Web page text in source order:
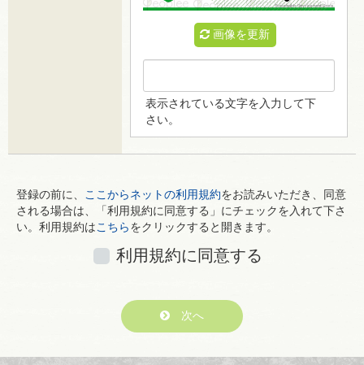
画像を更新
表示されている文字を入力して下
さい。
登録の前に、 ここからネットの利用規約をお読みいただき、同意
される場合は、「利用規約に同意する」にチェックを入れて下さ
い。利用規約はこちら をクリックすると開きます。
利用規約に同意する
次へ